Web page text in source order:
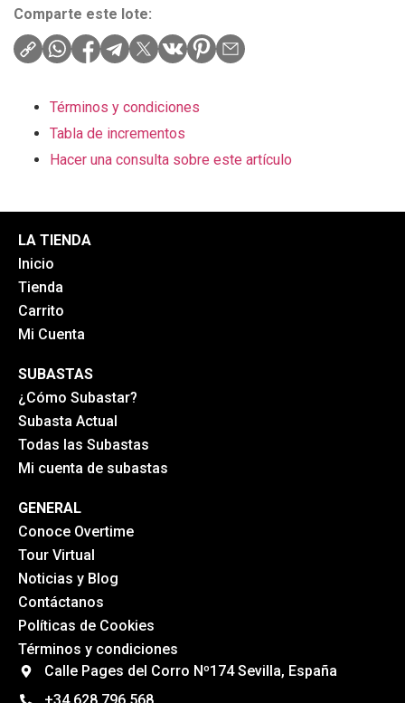
Comparte este lote:
Términos y condiciones
Tabla de incrementos
Hacer una consulta sobre este artículo
LA TIENDA
Inicio
Tienda
Carrito
Mi Cuenta
SUBASTAS
¿Cómo Subastar?
Subasta Actual
Todas las Subastas
Mi cuenta de subastas
GENERAL
Conoce Overtime
Tour Virtual
Noticias y Blog
Contáctanos
Políticas de Cookies
Términos y condiciones
Calle Pages del Corro Nº174 Sevilla, España